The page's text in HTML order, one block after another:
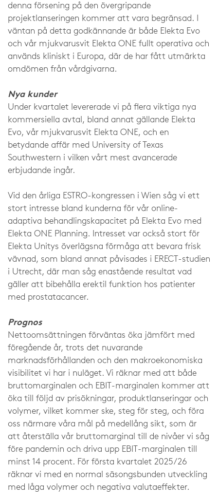
denna försening på den övergripande
projektlanseringen kommer att vara begränsad. I
väntan på detta godkännande är både Elekta Evo
och vår mjukvarusvit Elekta ONE fullt operativa och
används kliniskt i Europa, där de har fått utmärkta
omdömen från vårdgivarna.
Nya kunder
Under kvartalet levererade vi på flera viktiga nya
kommersiella avtal, bland annat gällande Elekta
Evo, vår mjukvarusvit Elekta ONE, och en
betydande affär med University of Texas
Southwestern i vilken vårt mest avancerade
erbjudande ingår.
Vid den årliga ESTRO-kongressen i Wien såg vi ett
stort intresse bland kunderna för vår online-
adaptiva behandlingskapacitet på Elekta Evo med
Elekta ONE Planning. Intresset var också stort för
Elekta Unitys överlägsna förmåga att bevara frisk
vävnad, som bland annat påvisades i ERECT-studien
i Utrecht, där man såg enastående resultat vad
gäller att bibehålla erektil funktion hos patienter
med prostatacancer.
Prognos
Nettoomsättningen förväntas öka jämfört med
föregående år, trots det nuvarande
marknadsförhållanden och den makroekonomiska
visibilitet vi har i nuläget. Vi räknar med att både
bruttomarginalen och EBIT-marginalen kommer att
öka till följd av prisökningar, produktlanseringar och
volymer, vilket kommer ske, steg för steg, och föra
oss närmare våra mål på medellång sikt, som är
att återställa vår bruttomarginal till de nivåer vi såg
före pandemin och driva upp EBIT-marginalen till
minst 14 procent. För första kvartalet 2025/26
räknar vi med en normal säsongsbunden utveckling
med låga volymer och negativa valutaeffekter.